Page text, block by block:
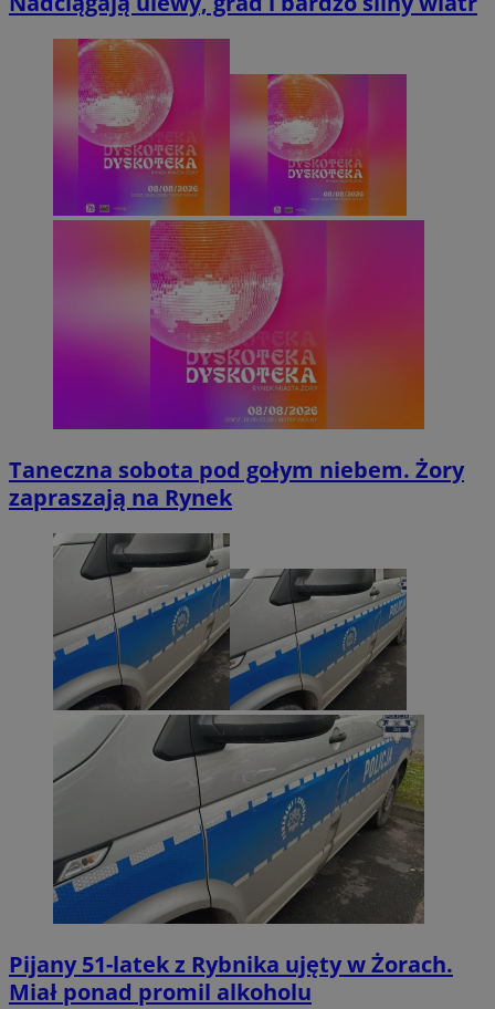
Taneczna sobota pod gołym niebem. Żory
zapraszają na Rynek
Pijany 51-latek z Rybnika ujęty w Żorach.
Miał ponad promil alkoholu